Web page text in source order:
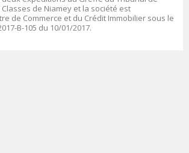
de Niamey et la société est
de Commerce et du Crédit Immobilier sous le
B-105 du 10/01/2017.